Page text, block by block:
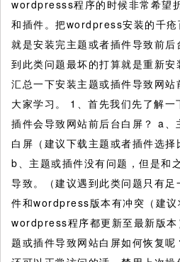
wordpresss程序的时候非常希望
和插件。把wordpress安装的千疮
就是安装完主题或者插件导致前后
到此类问题最坏的打算就是重新
汇总一下安装主题或插件导致网
大家学习。
1、首先我们先了解
插件会导致网站前后台白屏？ a、
白屏（建议下载主题或者插件选择
b、主题或插件没有问题，但是和
导致。（建议遇到此类问题只有
件和wordpress版本有冲突（建议
wordpress程序都更新至最新版
题或插件导致网站白屏如何恢复